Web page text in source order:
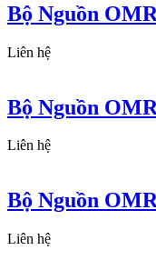
Bộ Nguồn
Liên hệ
Bộ Nguồn
Liên hệ
Bộ Nguồn
Liên hệ